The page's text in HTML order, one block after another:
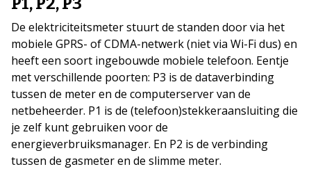
De elektriciteitsmeter stuurt de standen door via het
mobiele GPRS- of CDMA-netwerk (niet via Wi-Fi dus) en
heeft een soort ingebouwde mobiele telefoon. Eentje
met verschillende poorten: P3 is de dataverbinding
tussen de meter en de computerserver van de
netbeheerder. P1 is de (telefoon)stekkeraansluiting die
je zelf kunt gebruiken voor de
energieverbruiksmanager. En P2 is de verbinding
tussen de gasmeter en de slimme meter.